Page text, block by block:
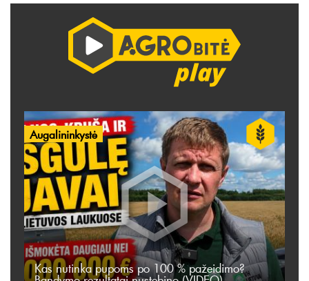
Augalininkystė
Kas nutinka pupoms po 100 % pažeidimo?